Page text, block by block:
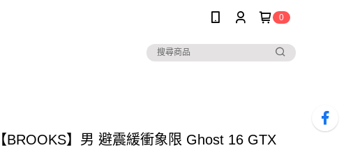
0
【BROOKS】男 避震緩衝象限 Ghost 16 GTX